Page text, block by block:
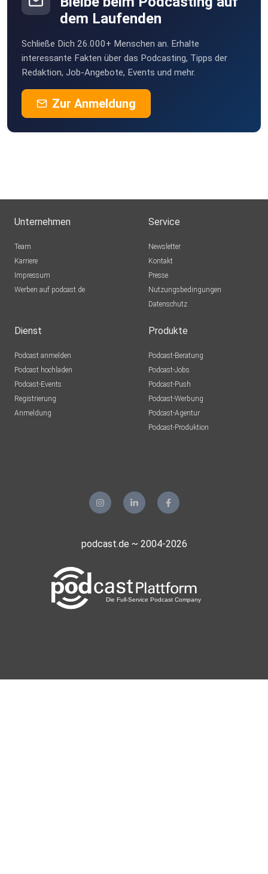
dem Laufenden
Schließe Dich 26.000+ Menschen an. Erhalte
interessante Fakten über das Podcasting, Tipps der
Redaktion, Job-Angebote, Events und mehr.
Zur Anmeldung
Unternehmen
Team
Karriere
Impressum
Werben auf podcast.de
Service
Newsletter
Kontakt
Presse
Nutzungsbedingungen
Datenschutz
Dienst
Podcast anmelden
Podcast hochladen
Podcast-Events
Registrierung
Anmeldung
Produkte
Podcast-Beratung
Podcast-Jobs
Podcast-Push
Podcast-Werbung
Podcast-Agentur
Podcast-Produktion
podcast.de ~ 2004-2026